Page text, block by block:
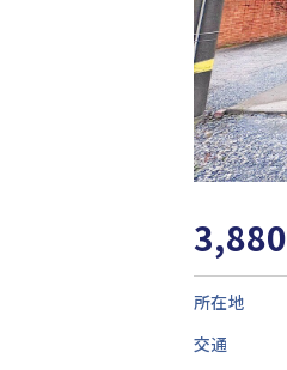
3,880
所在地
交通